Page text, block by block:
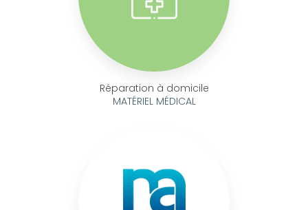
Réparation à domicile
MATÉRIEL MÉDICAL